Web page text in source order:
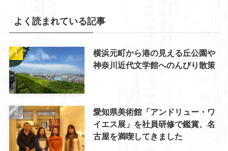
よく読まれている記事
横浜元町から港の見える丘公園や
神奈川近代文学館へのんびり散策
愛知県美術館「アンドリュー・ワ
イエス展」を社員研修で鑑賞、名
古屋を満喫してきました